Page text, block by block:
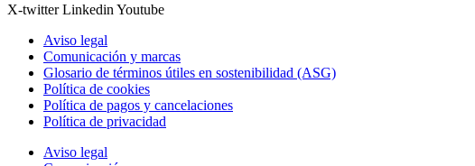
X-twitter Linkedin Youtube
Aviso legal
Comunicación y marcas
Glosario de términos útiles en sostenibilidad (ASG)
Política de cookies
Política de pagos y cancelaciones
Política de privacidad
Aviso legal